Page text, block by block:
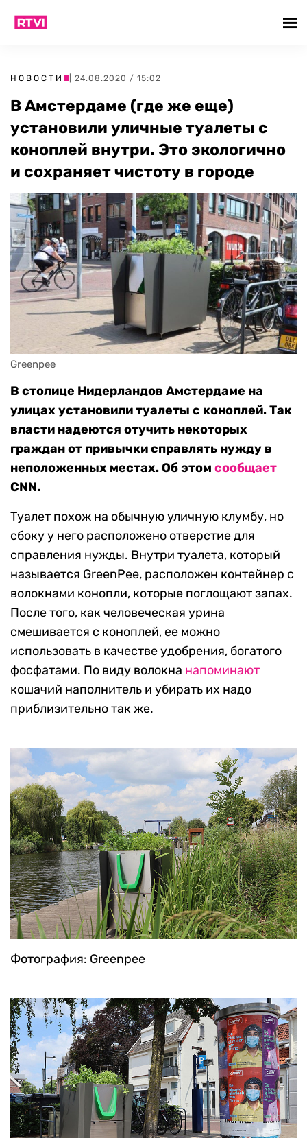
НОВОСТИ | 24.08.2020 / 15:02
В Амстердаме (где же еще)
установили уличные туалеты с
коноплей внутри. Это экологично
и сохраняет чистоту в городе
Greenpee
В столице Нидерландов Амстердаме на
улицах установили туалеты с коноплей. Так
власти надеются отучить некоторых
граждан от привычки справлять нужду в
неположенных местах. Об этом сообщает
CNN.
Туалет похож на обычную уличную клумбу, но
сбоку у него расположено отверстие для
справления нужды. Внутри туалета, который
называется GreenPee, расположен контейнер с
волокнами конопли, которые поглощают запах.
После того, как человеческая урина
смешивается с коноплей, ее можно
использовать в качестве удобрения, богатого
фосфатами. По виду волокна напоминают
кошачий наполнитель и убирать их надо
приблизительно так же.
Фотография: Greenpee